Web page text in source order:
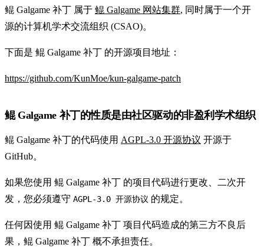
鲲 Galgame 补丁 属于 鲲 Galgame 网站集群, 同时属于一个开
源的计算机学术交流组织 (CSAO)。
下面是 鲲 Galgame 补丁 的开源项目地址：
https://github.com/KunMoe/kun-galgame-patch
鲲 Galgame 补丁的性质是由社区驱动的非盈利学术组织
鲲 Galgame 补丁的代码使用 AGPL-3.0 开源协议 开源于
GitHub。
如果您使用 鲲 Galgame 补丁 的项目代码进行更改、二次开
发，您必须遵守 AGPL-3.0 开源协议 的规定。
任何因使用 鲲 Galgame 补丁 项目代码造成的第三方不良后
果，鲲 Galgame 补丁 概不承担责任。